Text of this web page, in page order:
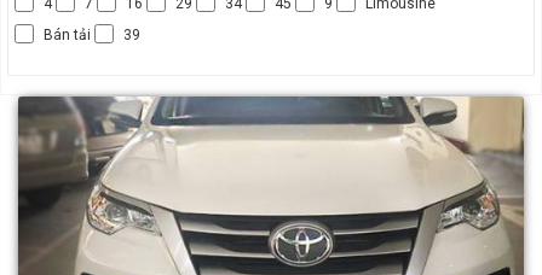
4 7 16 29 34 45 9
Limousine
Bán tải
39